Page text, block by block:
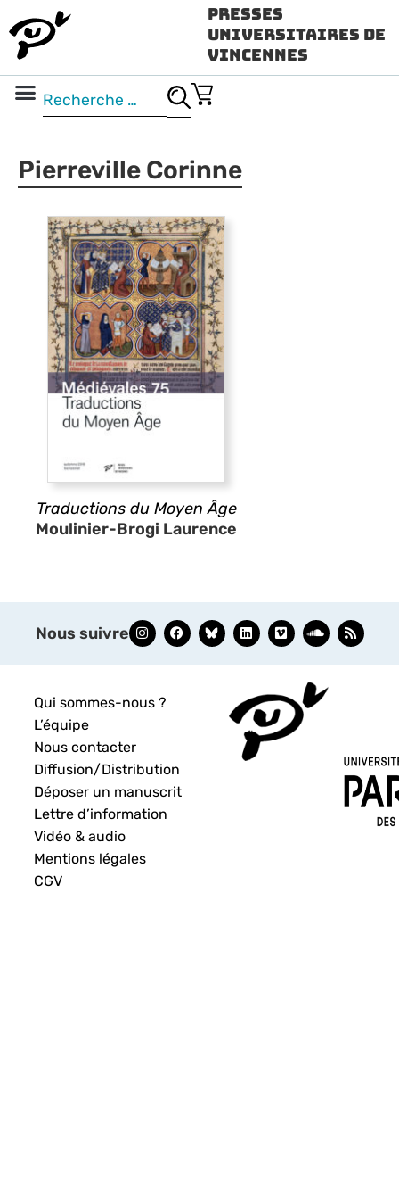
Presses
Universitaires de
Vincennes
Pierreville Corinne
Traductions du Moyen Âge
Moulinier-Brogi Laurence
Nous suivre
Qui sommes-nous ?
L’équipe
Nous contacter
Diffusion/Distribution
Déposer un manuscrit
Lettre d’information
Vidéo & audio
Mentions légales
CGV